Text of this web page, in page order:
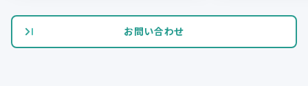
お問い合わせ